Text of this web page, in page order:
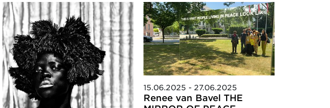
15.06.2025 - 27.06.2025
Renee van Bavel THE